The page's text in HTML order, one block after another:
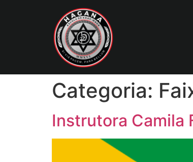
Categoria:
Instrutora Camila